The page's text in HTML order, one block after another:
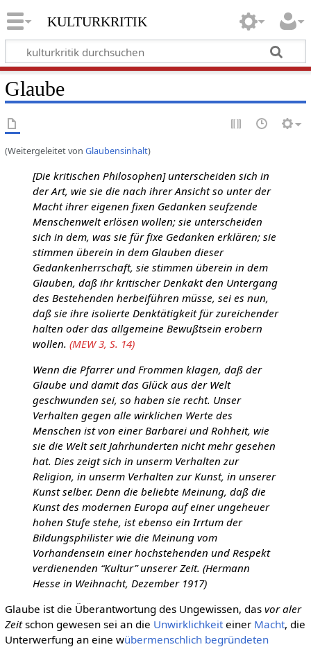
kulturkritik
Glaube
(Weitergeleitet von Glaubensinhalt)
[Die kritischen Philosophen] unterscheiden sich in
der Art, wie sie die nach ihrer Ansicht so unter der
Macht ihrer eigenen fixen Gedanken seufzende
Menschenwelt erlösen wollen; sie unterscheiden
sich in dem, was sie für fixe Gedanken erklären; sie
stimmen überein in dem Glauben dieser
Gedankenherrschaft, sie stimmen überein in dem
Glauben, daß ihr kritischer Denkakt den Untergang
des Bestehenden herbeiführen müsse, sei es nun,
daß sie ihre isolierte Denktätigkeit für zureichender
halten oder das allgemeine Bewußtsein erobern
wollen. (MEW 3, S. 14)
Wenn die Pfarrer und Frommen klagen, daß der
Glaube und damit das Glück aus der Welt
geschwunden sei, so haben sie recht. Unser
Verhalten gegen alle wirklichen Werte des
Menschen ist von einer Barbarei und Rohheit, wie
sie die Welt seit Jahrhunderten nicht mehr gesehen
hat. Dies zeigt sich in unserm Verhalten zur
Religion, in unserm Verhalten zur Kunst, in unserer
Kunst selber. Denn die beliebte Meinung, daß die
Kunst des modernen Europa auf einer ungeheuer
hohen Stufe stehe, ist ebenso ein Irrtum der
Bildungsphilister wie die Meinung vom
Vorhandensein einer hochstehenden und Respekt
verdienenden “Kultur” unserer Zeit. (Hermann
Hesse in Weihnacht, Dezember 1917)
Glaube ist die Überantwortung des Ungewissen, das vor aler
Zeitschon gewesen sei an die Unwirklichkeiteiner Macht, die
Unterwerfung an eine wübermenschlich begründeten